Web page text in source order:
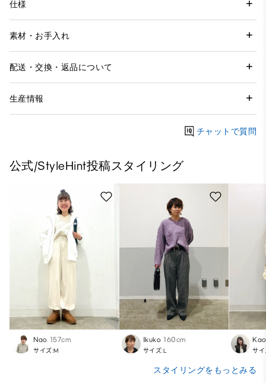
仕様
素材・お手入れ
配送・交換・返品について
生産情報
チャットで質問
公式/StyleHint投稿スタイリング
Nao 157cm
サイズ:M
Ikuko 160cm
サイズ:L サ
スタイリングをもっとみる